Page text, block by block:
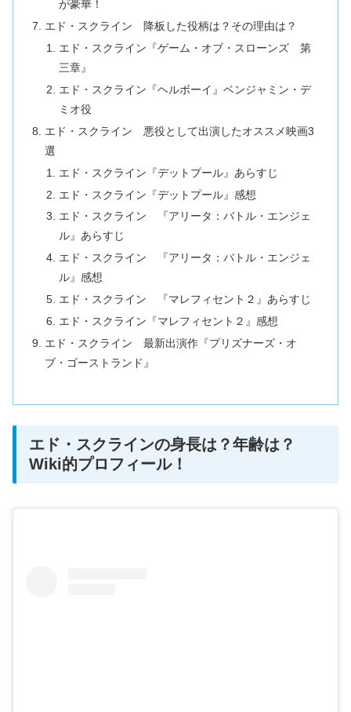
が豪華！
エド・スクライン 降板した役柄は？その理由は？
エド・スクライン『ゲーム・オブ・スローンズ 第
三章』
エド・スクライン『ヘルボーイ』ベンジャミン・デ
ミオ役
エド・スクライン 悪役として出演したオススメ映画3
選
エド・スクライン『デットプール』あらすじ
エド・スクライン『デットプール』感想
エド・スクライン 『アリータ：バトル・エンジェ
ル』あらすじ
エド・スクライン 『アリータ：バトル・エンジェ
ル』感想
エド・スクライン 『マレフィセント２』あらすじ
エド・スクライン『マレフィセント２』感想
エド・スクライン 最新出演作『プリズナーズ・オ
ブ・ゴーストランド』
エド・スクラインの身長は？年齢は？
Wiki的プロフィール！